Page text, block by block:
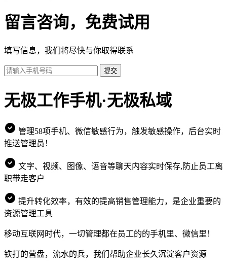
留言咨询，免费试用
填写信息，我们将尽快与你取得联系
提交
无极工作手机·无极私域
管理58项手机、微信敏感行为，触发敏感操作，后台实时
推送管理员！
文字、视频、图像、语音等聊天内容实时保存,防止员工离
职带走客户
提升转化效率，有效的提高销售管理能力，是企业重要的
资源管理工具
移动互联网时代，一切管理都在员工的的手机里、微信里！
铁打的营盘，流水的兵，我们帮助企业长久沉淀客户资源